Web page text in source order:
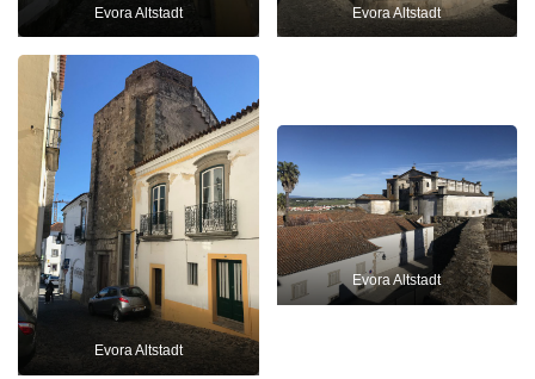
Evora Altstadt Evora Altstadt
Evora Altstadt
Evora Altstadt